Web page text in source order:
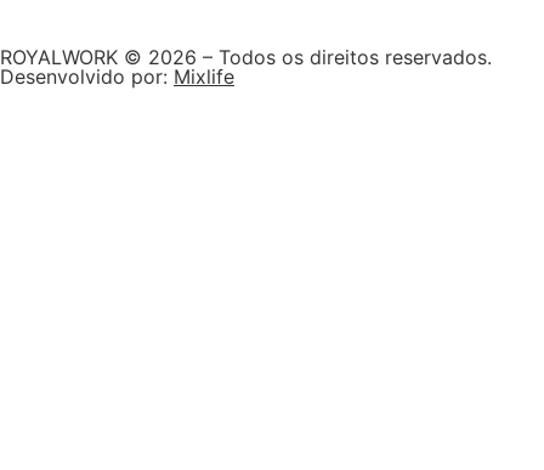
ROYALWORK © 2026 – Todos os direitos reservados.
Desenvolvido por: Mixlife